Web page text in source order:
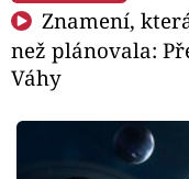
Znamení,
než plánovala:
Váhy